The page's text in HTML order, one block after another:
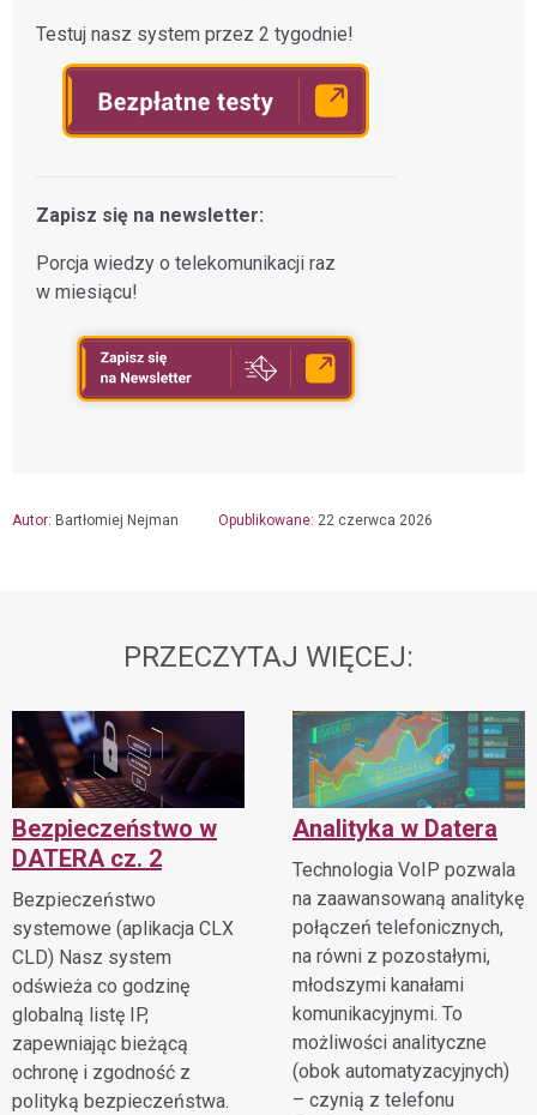
Testuj nasz system przez 2 tygodnie!
Zapisz się na newsletter:
Porcja wiedzy o telekomunikacji raz
w miesiącu!
Autor: Bartłomiej Nejman Opublikowane: 22 czerwca 2026
PRZECZYTAJ WIĘCEJ:
Bezpieczeństwo w
DATERA cz. 2
Bezpieczeństwo
systemowe (aplikacja CLX
CLD) Nasz system
odświeża co godzinę
globalną listę IP,
zapewniając bieżącą
ochronę i zgodność z
polityką bezpieczeństwa.
Analityka w Datera
Technologia VoIP pozwala
na zaawansowaną analitykę
połączeń telefonicznych,
na równi z pozostałymi,
młodszymi kanałami
komunikacyjnymi. To
możliwości analityczne
(obok automatyzacyjnych)
– czynią z telefonu